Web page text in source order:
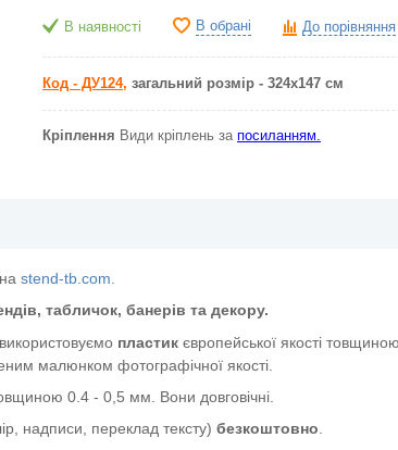
В наявності В обрані До порівняння
Код - ДУ124, загальний розмір - 324х147 см
Кріплення Види кріплень за посиланням.
stend-tb.com.
табличок, банерів та декору.
пластик європейської якості
малюнком фотографічної якості.
0.4 - 0,5 мм. Вони довговічні.
надписи, переклад тексту) безкоштовно.